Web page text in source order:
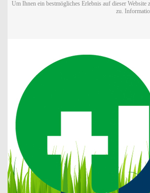
Um Ihnen ein bestmögliches Erlebnis auf dieser
zu.